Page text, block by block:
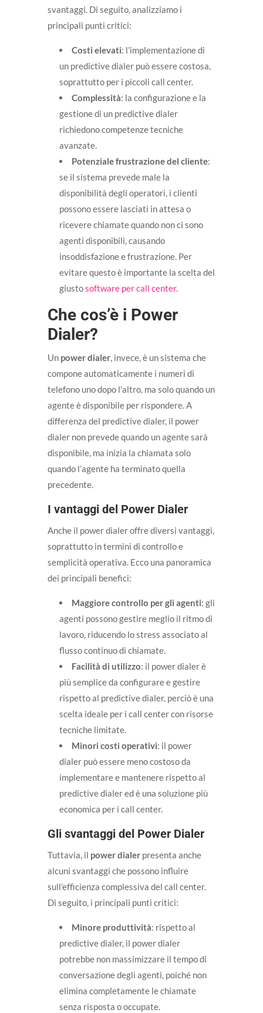
svantaggi. Di seguito, analizziamo i
principali punti critici:
Costi elevati: l’implementazione di
un predictive dialer può essere costosa,
soprattutto per i piccoli call center.
Complessità: la configurazione e la
gestione di un predictive dialer
richiedono competenze tecniche
avanzate.
Potenziale frustrazione del cliente:
se il sistema prevede male la
disponibilità degli operatori, i clienti
possono essere lasciati in attesa o
ricevere chiamate quando non ci sono
agenti disponibili, causando
insoddisfazione e frustrazione. Per
evitare questo è importante la scelta del
giustosoftware per call center.
Che cos’è i Power
Dialer?
Un power dialer, invece, è un sistema che
compone automaticamente i numeri di
telefono uno dopo l’altro, ma solo quando un
agente è disponibile per rispondere. A
differenza del predictive dialer, il power
dialer non prevede quando un agente sarà
disponibile, ma inizia la chiamata solo
quando l’agente ha terminato quella
precedente.
I vantaggi del Power Dialer
Anche il power dialer offre diversi vantaggi,
soprattutto in termini di controllo e
semplicità operativa. Ecco una panoramica
dei principali benefici:
Maggiore controllo per gli agenti: gli
agenti possono gestire meglio il ritmo di
lavoro, riducendo lo stress associato al
flusso continuo di chiamate.
Facilità di utilizzo: il power dialer è
più semplice da configurare e gestire
rispetto al predictive dialer, perciò è una
scelta ideale per i call center con risorse
tecniche limitate.
Minori costi operativi: il power
dialer può essere meno costoso da
implementare e mantenere rispetto al
predictive dialer ed è una soluzione più
economica per i call center.
Gli svantaggi del Power Dialer
Tuttavia, il power dialerpresenta anche
alcuni svantaggi che possono influire
sull’efficienza complessiva del call center.
Di seguito, i principali punti critici:
Minore produttività: rispetto al
predictive dialer, il power dialer
potrebbe non massimizzare il tempo di
conversazione degli agenti, poiché non
elimina completamente le chiamate
senza risposta o occupate.